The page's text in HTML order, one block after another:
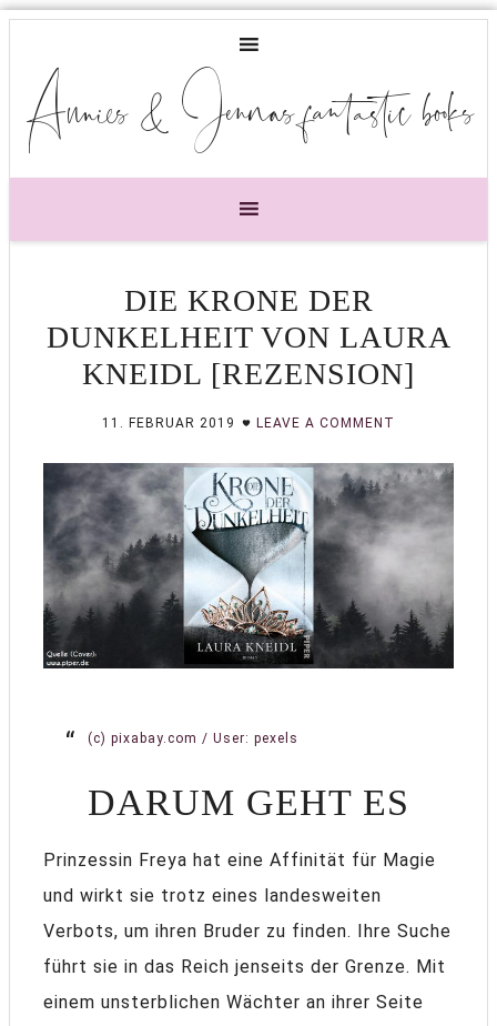
Annies & Jennas fantastic books
DIE KRONE DER
DUNKELHEIT VON LAURA
KNEIDL [REZENSION]
11. FEBRUAR 2019 LEAVE A COMMENT
(c) pixabay.com / User: pexels
DARUM GEHT ES
Prinzessin Freya hat eine Affinität für Magie
und wirkt sie trotz eines landesweiten
Verbots, um ihren Bruder zu finden. Ihre Suche
führt sie in das Reich jenseits der Grenze. Mit
einem unsterblichen Wächter an ihrer Seite